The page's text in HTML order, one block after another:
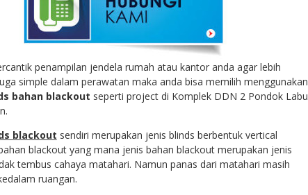
penampilan jendela rumah atau kantor anda agar lebih
simple dalam perawatan maka anda bisa memilih menggunakan
bahan blackout seperti project di Komplek DDN 2 Pondok Labu
blackout sendiri merupakan jenis blinds berbentuk vertical
blackout yang mana jenis bahan blackout merupakan jenis
tembus cahaya matahari. Namun panas dari matahari masih
ruangan.